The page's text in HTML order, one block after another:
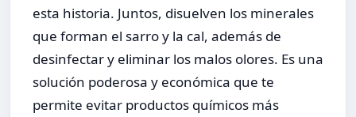
esta historia. Juntos, disuelven los minerales
que forman el sarro y la cal, además de
desinfectar y eliminar los malos olores. Es una
solución poderosa y económica que te
permite evitar productos químicos más